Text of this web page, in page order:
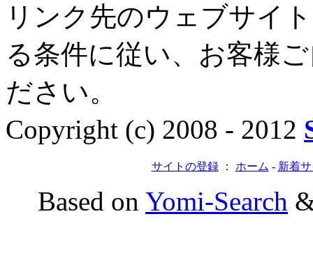
リンク先のウェブサイ
る条件に従い、お客様
ださい。
Copyright (c) 2008 - 2012
サイトの登録： ホーム - 新着
Based on Yomi-Search